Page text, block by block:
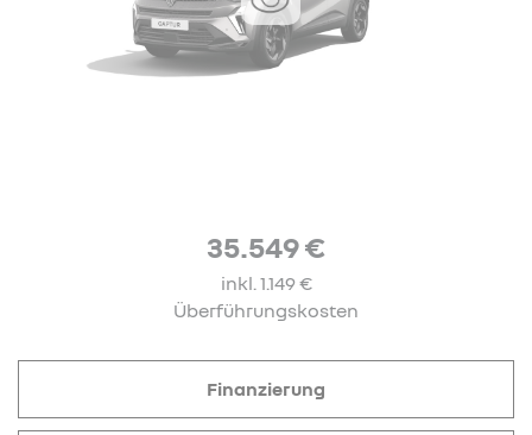
35.549 €
inkl. 1.149 €
Überführungskosten
Finanzierung